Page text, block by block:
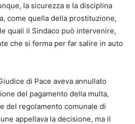
la sicurezza e la disciplina
come quella della prostituzione,
quali il Sindaco può intervenire,
che si ferma per far salire in auto
di Pace aveva annullato
del pagamento della multa,
del regolamento comunale di
appellava la decisione, ma il